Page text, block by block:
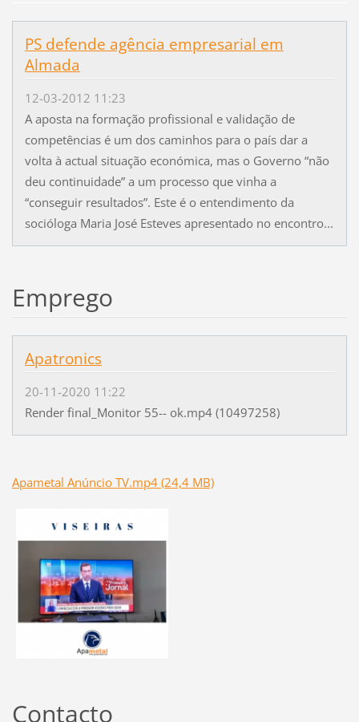
PS defende agência empresarial em
Almada
12-03-2012 11:23
A aposta na formação profissional e validação de
competências é um dos caminhos para o país dar a
volta à actual situação económica, mas o Governo “não
deu continuidade” a um processo que vinha a
“conseguir resultados”. Este é o entendimento da
socióloga Maria José Esteves apresentado no encontro...
Emprego
Apatronics
20-11-2020 11:22
Render final_Monitor 55-- ok.mp4 (10497258)
Apametal Anúncio TV.mp4 (24,4 MB)
Contacto